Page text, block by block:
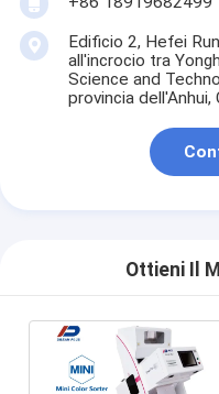
Edificio 2, Hefei
all'incrocio tra
Science and
provincia dell'Anhui,
Ottieni Il